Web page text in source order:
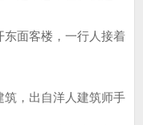
面客楼，一行人接着
，出自洋人建筑师手